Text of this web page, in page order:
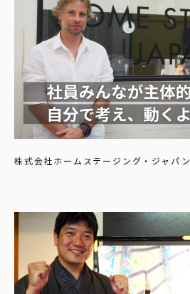
株式会社ホームステージング・ジャパン